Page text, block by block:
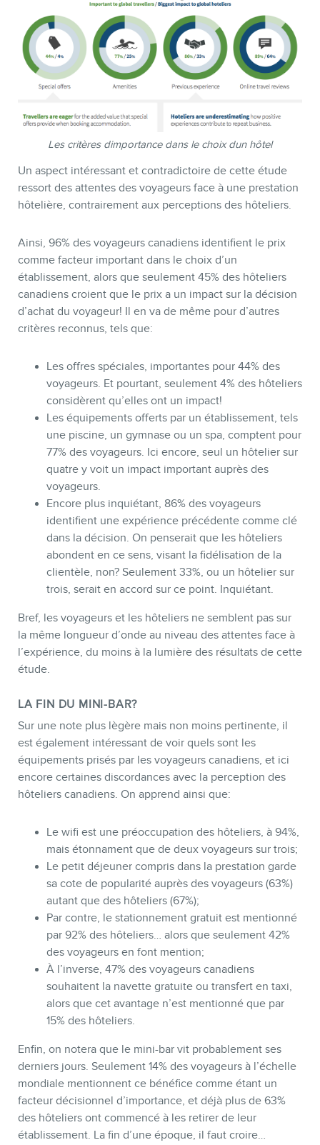
MEMBRES
INFOLETTRE
Les critères dimportance dans le choix dun hôtel
Un aspect intéressant et contradictoire de cette étude
ressort des attentes des voyageurs face à une prestation
hôtelière, contrairement aux perceptions des hôteliers.
Ainsi, 96% des voyageurs canadiens identifient le prix
comme facteur important dans le choix d’un
établissement, alors que seulement 45% des hôteliers
canadiens croient que le prix a un impact sur la décision
d’achat du voyageur! Il en va de même pour d’autres
critères reconnus, tels que:
Les offres spéciales, importantes pour 44% des
voyageurs. Et pourtant, seulement 4% des hôteliers
considèrent qu’elles ont un impact!
Les équipements offerts par un établissement, tels
une piscine, un gymnase ou un spa, comptent pour
77% des voyageurs. Ici encore, seul un hôtelier sur
quatre y voit un impact important auprès des
voyageurs.
Encore plus inquiétant, 86% des voyageurs
identifient une expérience précédente comme clé
dans la décision. On penserait que les hôteliers
abondent en ce sens, visant la fidélisation de la
clientèle, non? Seulement 33%, ou un hôtelier sur
trois, serait en accord sur ce point. Inquiétant.
Bref, les voyageurs et les hôteliers ne semblent pas sur
la même longueur d’onde au niveau des attentes face à
l’expérience, du moins à la lumière des résultats de cette
étude.
LA FIN DU MINI-BAR?
Sur une note plus lègère mais non moins pertinente, il
est également intéressant de voir quels sont les
équipements prisés par les voyageurs canadiens, et ici
encore certaines discordances avec la perception des
hôteliers canadiens. On apprend ainsi que:
Le wifi est une préoccupation des hôteliers, à 94%,
mais étonnament que de deux voyageurs sur trois;
Le petit déjeuner compris dans la prestation garde
sa cote de popularité auprès des voyageurs (63%)
autant que des hôteliers (67%);
Par contre, le stationnement gratuit est mentionné
par 92% des hôteliers… alors que seulement 42%
des voyageurs en font mention;
À l’inverse, 47% des voyageurs canadiens
souhaitent la navette gratuite ou transfert en taxi,
alors que cet avantage n’est mentionné que par
15% des hôteliers.
Enfin, on notera que le mini-bar vit probablement ses
derniers jours. Seulement 14% des voyageurs à l’échelle
mondiale mentionnent ce bénéfice comme étant un
facteur décisionnel d’importance, et déjà plus de 63%
des hôteliers ont commencé à les retirer de leur
établissement. La fin d’une époque, il faut croire…